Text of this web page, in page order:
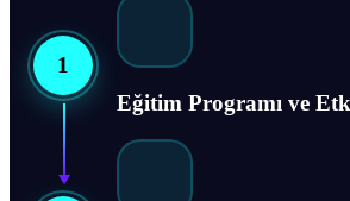
1
Eğitim Programı ve